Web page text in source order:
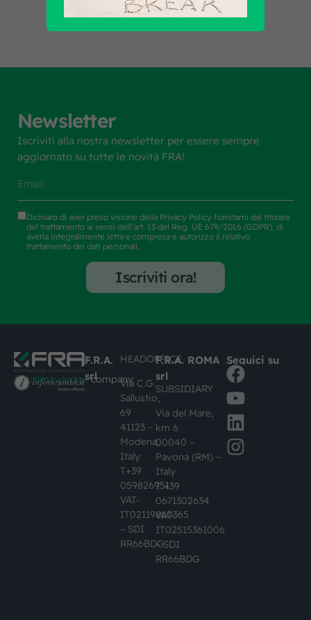
Newsletter
Iscriviti alla nostra newsletter per essere sempre
aggiornato su tutte le novità FRA!
Dichiaro di aver preso visione della Privacy Policy fornitami dal titolare
del trattamento ai sensi dell’art. 13 del Reg. UE 679/2016 (GDPR), di
averla integralmente letta e compresa e autorizzo il relativo
trattamento dei dati personali.
Iscriviti ora!
#busknowledgecompany
F.R.A.
srl
HEADOFFICE
Via C.G.
Sallustio,
69
41123 –
Modena,
Italy
T+39
059826951
VAT-
IT02119860365
– SDI
RR66BDG
F.R.A. ROMA
srl
SUBSIDIARY
Via del Mare,
km 6
00040 –
Pavona (RM) –
Italy
T +39
0671302634
VAT-
IT02515361006
– SDI
RR66BDG
Seguici su